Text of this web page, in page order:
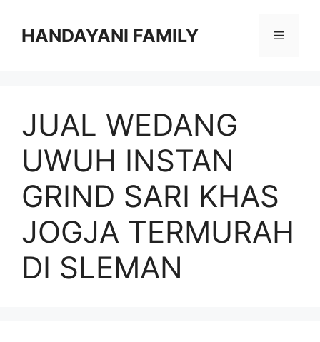
HANDAYANI FAMILY Menu
JUAL WEDANG
UWUH INSTAN
GRIND SARI KHAS
JOGJA TERMURAH
DI SLEMAN